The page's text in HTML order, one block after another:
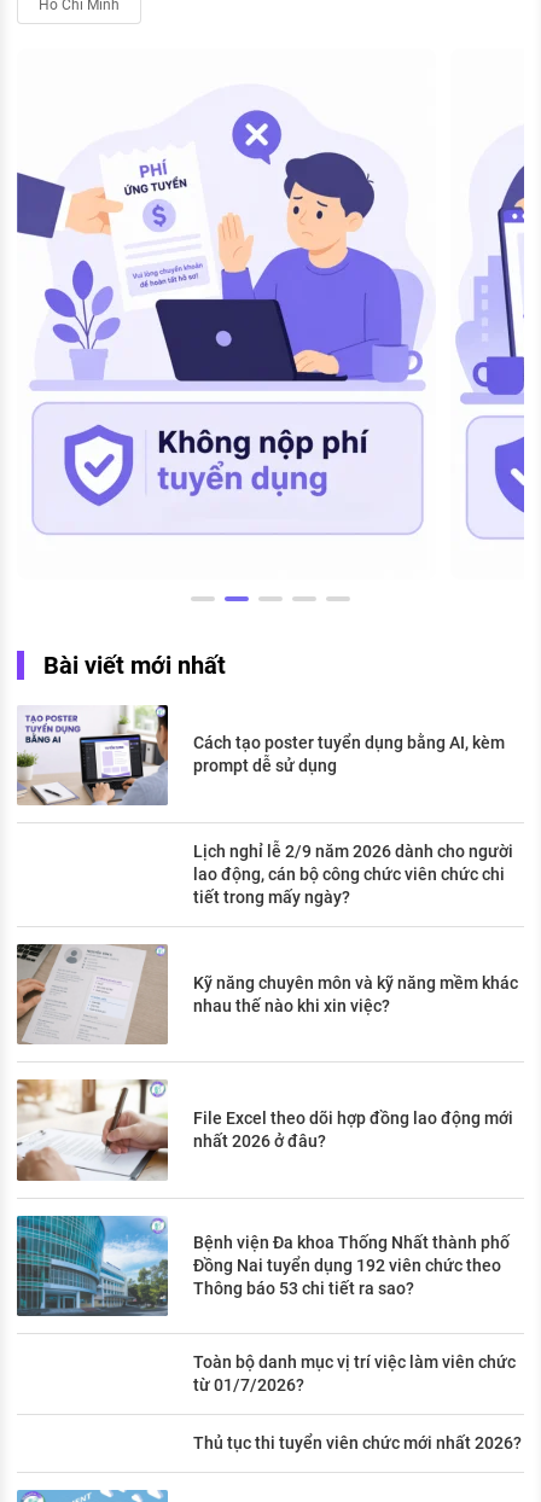
Hồ Chí Minh
Bài viết mới nhất
Cách tạo poster tuyển dụng bằng AI, kèm
prompt dễ sử dụng
Lịch nghỉ lễ 2/9 năm 2026 dành cho người
lao động, cán bộ công chức viên chức chi
tiết trong mấy ngày?
Kỹ năng chuyên môn và kỹ năng mềm khác
nhau thế nào khi xin việc?
File Excel theo dõi hợp đồng lao động mới
nhất 2026 ở đâu?
Bệnh viện Đa khoa Thống Nhất thành phố
Đồng Nai tuyển dụng 192 viên chức theo
Thông báo 53 chi tiết ra sao?
Toàn bộ danh mục vị trí việc làm viên chức
từ 01/7/2026?
Thủ tục thi tuyển viên chức mới nhất 2026?